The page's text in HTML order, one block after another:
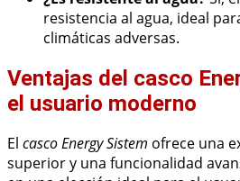
resistencia al agua, ideal
climáticas adversas.
Ventajas del casco
el usuario moderno
El casco Energy Sistem ofrece una
superior y una funcionalidad